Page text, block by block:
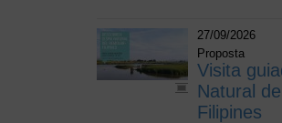
27/09/2026
Proposta
Visita
Natural
Filipines